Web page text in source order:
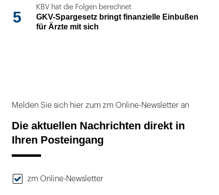
5
KBV hat die Folgen berechnet
GKV-Spargesetz bringt finanzielle Einbußen
für Ärzte mit sich
Melden Sie sich hier zum zm Online-Newsletter an
Die aktuellen Nachrichten direkt in
Ihren Posteingang
zm Online-Newsletter